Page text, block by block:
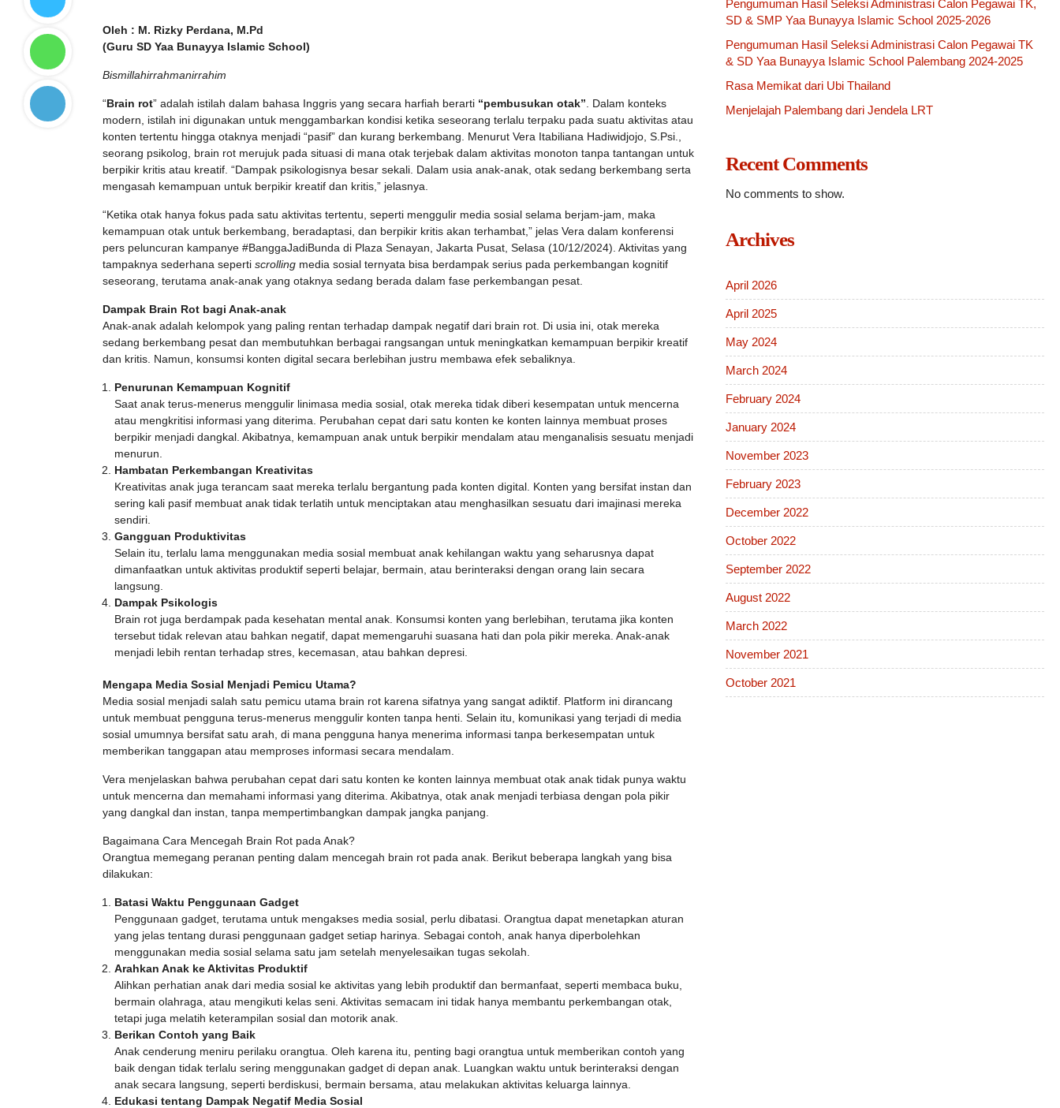
Oleh : M. Rizky Perdana, M.Pd
(Guru SD Yaa Bunayya Islamic School)
Bismillahirrahmanirrahim
“Brain rot” adalah istilah dalam bahasa Inggris yang secara harfiah berarti “pembusukan otak” . Dalam konteks
modern, istilah ini digunakan untuk menggambarkan kondisi ketika seseorang terlalu terpaku pada suatu aktivitas atau
konten tertentu hingga otaknya menjadi “pasif” dan kurang berkembang. Menurut Vera Itabiliana Hadiwidjojo, S.Psi.,
seorang psikolog, brain rot merujuk pada situasi di mana otak terjebak dalam aktivitas monoton tanpa tantangan untuk
berpikir kritis atau kreatif. “Dampak psikologisnya besar sekali. Dalam usia anak-anak, otak sedang berkembang serta
mengasah kemampuan untuk berpikir kreatif dan kritis,” jelasnya.
“Ketika otak hanya fokus pada satu aktivitas tertentu, seperti menggulir media sosial selama berjam-jam, maka
kemampuan otak untuk berkembang, beradaptasi, dan berpikir kritis akan terhambat,” jelas Vera dalam konferensi
pers peluncuran kampanye #BanggaJadiBunda di Plaza Senayan, Jakarta Pusat, Selasa (10/12/2024). Aktivitas yang
tampaknya sederhana seperti scrolling media sosial ternyata bisa berdampak serius pada perkembangan kognitif
seseorang, terutama anak-anak yang otaknya sedang berada dalam fase perkembangan pesat.
Dampak Brain Rot bagi Anak-anak
Anak-anak adalah kelompok yang paling rentan terhadap dampak negatif dari brain rot. Di usia ini, otak mereka
sedang berkembang pesat dan membutuhkan berbagai rangsangan untuk meningkatkan kemampuan berpikir kreatif
dan kritis. Namun, konsumsi konten digital secara berlebihan justru membawa efek sebaliknya.
Penurunan Kemampuan Kognitif
Saat anak terus-menerus menggulir linimasa media sosial, otak mereka tidak diberi kesempatan untuk mencerna
atau mengkritisi informasi yang diterima. Perubahan cepat dari satu konten ke konten lainnya membuat proses
berpikir menjadi dangkal. Akibatnya, kemampuan anak untuk berpikir mendalam atau menganalisis sesuatu menjadi
menurun.
Hambatan Perkembangan Kreativitas
Kreativitas anak juga terancam saat mereka terlalu bergantung pada konten digital. Konten yang bersifat instan dan
sering kali pasif membuat anak tidak terlatih untuk menciptakan atau menghasilkan sesuatu dari imajinasi mereka
sendiri.
Gangguan Produktivitas
Selain itu, terlalu lama menggunakan media sosial membuat anak kehilangan waktu yang seharusnya dapat
dimanfaatkan untuk aktivitas produktif seperti belajar, bermain, atau berinteraksi dengan orang lain secara
langsung.
Dampak Psikologis
Brain rot juga berdampak pada kesehatan mental anak. Konsumsi konten yang berlebihan, terutama jika konten
tersebut tidak relevan atau bahkan negatif, dapat memengaruhi suasana hati dan pola pikir mereka. Anak-anak
menjadi lebih rentan terhadap stres, kecemasan, atau bahkan depresi.
Mengapa Media Sosial Menjadi Pemicu Utama?
Media sosial menjadi salah satu pemicu utama brain rot karena sifatnya yang sangat adiktif. Platform ini dirancang
untuk membuat pengguna terus-menerus menggulir konten tanpa henti. Selain itu, komunikasi yang terjadi di media
sosial umumnya bersifat satu arah, di mana pengguna hanya menerima informasi tanpa berkesempatan untuk
memberikan tanggapan atau memproses informasi secara mendalam.
Vera menjelaskan bahwa perubahan cepat dari satu konten ke konten lainnya membuat otak anak tidak punya waktu
untuk mencerna dan memahami informasi yang diterima. Akibatnya, otak anak menjadi terbiasa dengan pola pikir
yang dangkal dan instan, tanpa mempertimbangkan dampak jangka panjang.
Bagaimana Cara Mencegah Brain Rot pada Anak?
Orangtua memegang peranan penting dalam mencegah brain rot pada anak. Berikut beberapa langkah yang bisa
dilakukan:
Batasi Waktu Penggunaan Gadget
Penggunaan gadget, terutama untuk mengakses media sosial, perlu dibatasi. Orangtua dapat menetapkan aturan
yang jelas tentang durasi penggunaan gadget setiap harinya. Sebagai contoh, anak hanya diperbolehkan
menggunakan media sosial selama satu jam setelah menyelesaikan tugas sekolah.
Arahkan Anak ke Aktivitas Produktif
Alihkan perhatian anak dari media sosial ke aktivitas yang lebih produktif dan bermanfaat, seperti membaca buku,
bermain olahraga, atau mengikuti kelas seni. Aktivitas semacam ini tidak hanya membantu perkembangan otak,
tetapi juga melatih keterampilan sosial dan motorik anak.
Berikan Contoh yang Baik
Anak cenderung meniru perilaku orangtua. Oleh karena itu, penting bagi orangtua untuk memberikan contoh yang
baik dengan tidak terlalu sering menggunakan gadget di depan anak. Luangkan waktu untuk berinteraksi dengan
anak secara langsung, seperti berdiskusi, bermain bersama, atau melakukan aktivitas keluarga lainnya.
Edukasi tentang Dampak Negatif Media Sosial
Pengumuman Hasil Seleksi Administrasi Calon Pegawai TK,
SD & SMP Yaa Bunayya Islamic School 2025-2026
Pengumuman Hasil Seleksi Administrasi Calon Pegawai TK
& SD Yaa Bunayya Islamic School Palembang 2024-2025
Rasa Memikat dari Ubi Thailand
Menjelajah Palembang dari Jendela LRT
Recent Comments
No comments to show.
Archives
April 2026
April 2025
May 2024
March 2024
February 2024
January 2024
November 2023
February 2023
December 2022
October 2022
September 2022
August 2022
March 2022
November 2021
October 2021